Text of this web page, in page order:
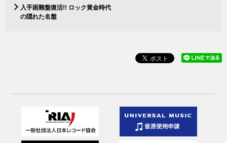
入手困難盤復活!! ロック黄金時代
の隠れた名盤